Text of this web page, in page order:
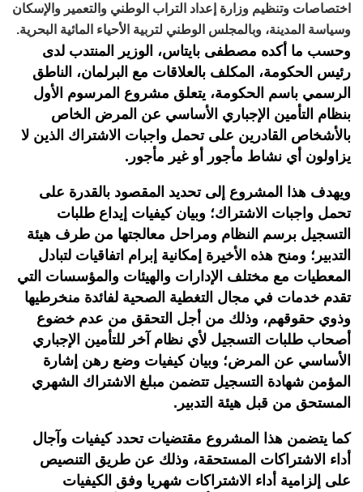
اختصاصات وتنظيم وزارة إعداد التراب الوطني والتعمير والإسكان
وسياسة المدينة، وبالمجلس الوطني لتربية الأحياء المائية البحرية.
وحسب ما أكده مصطفى بايتاس، الوزير المنتدب لدى
رئيس الحكومة، المكلف بالعلاقات مع البرلمان، الناطق
الرسمي باسم الحكومة، يتعلق مشروع المرسوم الأول
بنظام التأمين الإجباري الأساسي عن المرض الخاص
بالأشخاص القادرين على تحمل واجبات الاشتراك الذين لا
يزاولون أي نشاط مأجور أو غير مأجور.
ويهدف هذا المشروع إلى تحديد المقصود بالقدرة على
تحمل واجبات الاشتراك؛ وبيان كيفيات إيداع طلبات
التسجيل برسم النظام ومراحل معالجتها من طرف هيئة
التدبير؛ ومنح هذه الأخيرة إمكانية إبرام اتفاقيات لتبادل
المعطيات مع مختلف الإدارات والهيئات والمؤسسات التي
تقدم خدمات في مجال التغطية الصحية لفائدة منخرطيها
وذوي حقوقهم، وذلك من أجل التحقق من عدم خضوع
أصحاب طلبات التسجيل لأي نظام آخر للتأمين الإجباري
الأساسي عن المرض؛ وبيان كيفيات وضع رهن إشارة
المؤمن شهادة التسجيل تتضمن مبلغ الاشتراك الشهري
المستحق من قبل هيئة التدبير.
كما يتضمن هذا المشروع مقتضيات تحدد كيفيات وآجال
أداء الاشتراكات المستحقة، وذلك عن طريق التنصيص
على إلزامية أداء الاشتراكات شهريا وفق الكيفيات